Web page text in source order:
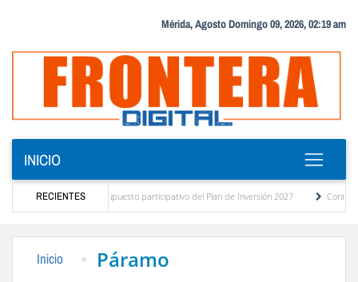
Mérida, Agosto Domingo 09, 2026, 02:19 am
INICIO
RECIENTES
del presupuesto participativo del Plan de Inversión 2027
Inicio Páramo